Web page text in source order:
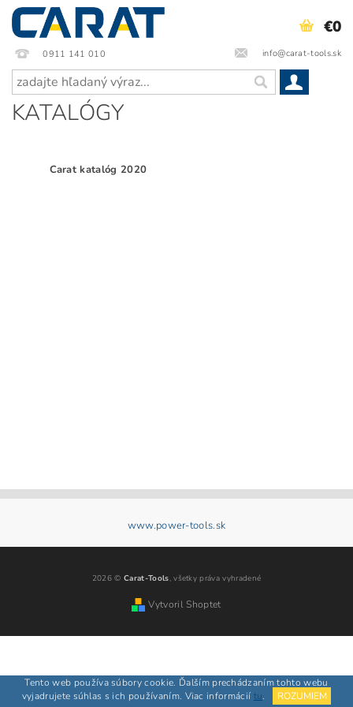
0911 141 010 info@carat-tools.sk
€0
KATALÓGY
Carat katalóg 2020
www.power-tools.sk
2026 ©Carat-Tools, všetky práva vyhradené
Vytvoril Shoptet
Tento web používa súbory cookie. Ďalším prechádzaním tohto webu
vyjadrujete súhlas s ich používaním. Viac informácií tu. ROZUMIEM